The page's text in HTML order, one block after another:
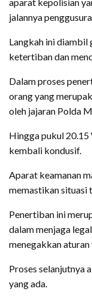
jalannya
Langkah ini diambil
ketertiban dan
Dalam proses
orang yang
oleh jajaran Polda
Hingga pukul 20.15
kembali kondusif.
Aparat keamanan
memastikan situasi
Penertiban ini
dalam menjaga
menegakkan
Proses selanjutnya
yang ada.